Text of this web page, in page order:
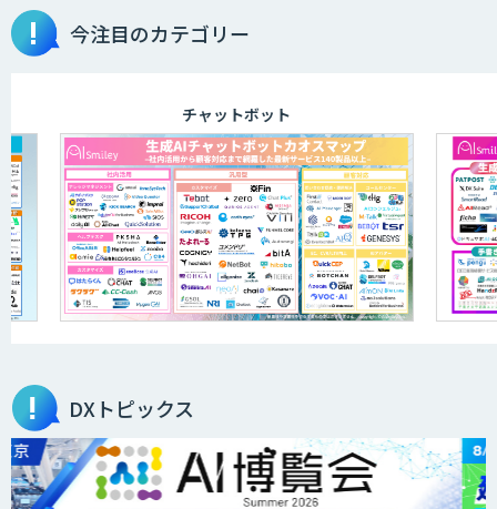
RAGデータ作成ツール
高性能 AI エンジン搭載エッジシステム
「VAB-5000」
データ構造化ソリューション「DX-laei」
AI Canvas
今注目のカテゴリー
チャットボット
DXトピックス